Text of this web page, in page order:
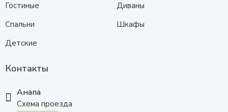
Гостиные
Спальни
Детские
Диваны
Шкафы
Контакты
Анапа
Схема проезда